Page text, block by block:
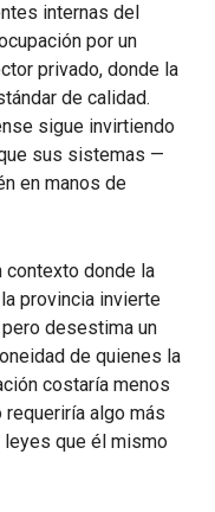
internas del
por un
privado, donde la
de calidad.
sigue invirtiendo
sus sistemas —
en manos de
contexto donde la
provincia invierte
desestima un
de quienes la
costaría menos
algo más
leyes que él mismo